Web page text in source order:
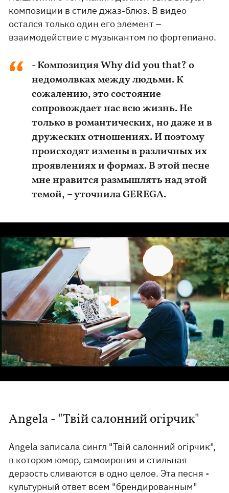
композиции в стиле джаз-блюз. В видео
остался только один его элемент –
взаимодействие с музыкантом по фортепиано.
- Композиция Why did you that? о
недомолвках между людьми. К
сожалению, это состояние
сопровождает нас всю жизнь. Не
только в романтических, но даже и в
дружеских отношениях. И поэтому
происходят измены в различных их
проявлениях и формах. В этой песне
мне нравится размышлять над этой
темой, – уточнила GEREGA.
Angela - "Твій салонний огірчик"
Angela записала сингл "Твій салонний огірчик",
в котором юмор, самоирония и стильная
дерзость сливаются в одно целое. Эта песня -
культурный ответ всем "брендированным"